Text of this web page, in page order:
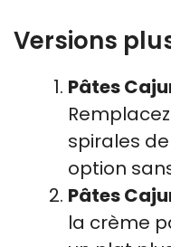
Versions
Pâtes
spirales
option
Pâtes
la crème